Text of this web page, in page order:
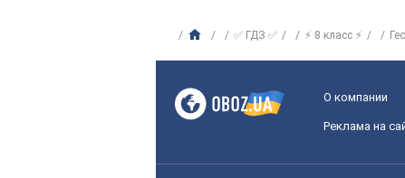
✅ ГДЗ ✅ ⚡ 8 класс ⚡
О компании
Реклама на